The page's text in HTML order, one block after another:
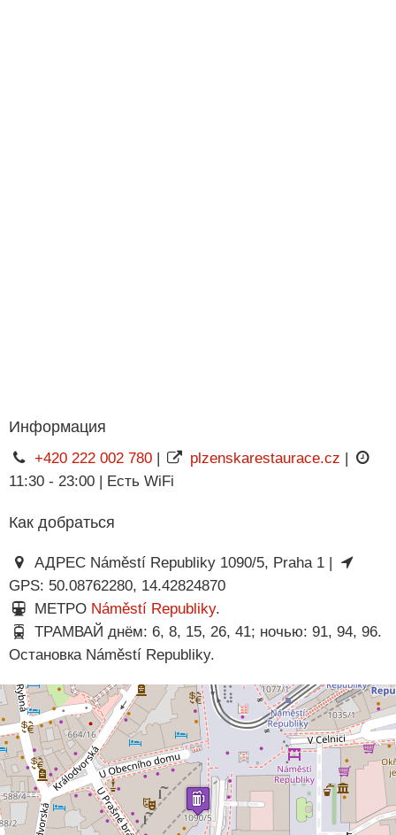
Информация
+420 222 002 780| plzenskarestaurace.cz
11:30 - 23:00 | Есть WiFi
Как добраться
АДРЕС Náměstí Republiky 1090/5, Praha 1 |
GPS: 50.08762280, 14.42824870
МЕТРО Náměstí Republiky.
ТРАМВАЙ днём: 6, 8, 15, 26, 41; ночью: 91, 94, 96.
Остановка Náměstí Republiky.